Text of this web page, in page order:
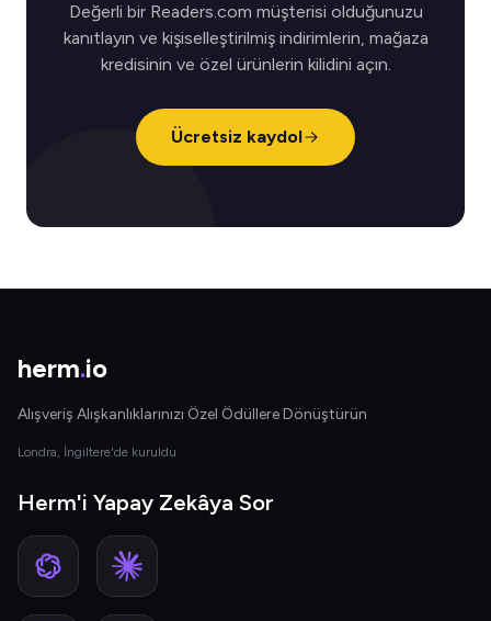
Değerli bir Readers.com müşterisi olduğunuzu
kanıtlayın ve kişiselleştirilmiş indirimlerin, mağaza
kredisinin ve özel ürünlerin kilidini açın.
Ücretsiz kaydol
herm.io
Alışveriş Alışkanlıklarınızı Özel Ödüllere Dönüştürün
Londra, İngiltere'de kuruldu
Herm'i Yapay Zekâya Sor